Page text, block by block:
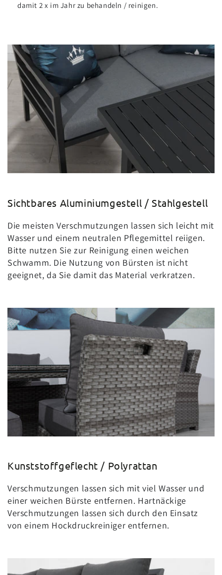
damit 2 x im Jahr zu behandeln / reinigen.
Sichtbares Aluminiumgestell / Stahlgestell
Die meisten Verschmutzungen lassen sich leicht mit
Wasser und einem neutralen Pflegemittel reiigen.
Bitte nutzen Sie zur Reinigung einen weichen
Schwamm. Die Nutzung von Bürsten ist nicht
geeignet, da Sie damit das Material verkratzen.
Kunststoffgeflecht / Polyrattan
Verschmutzungen lassen sich mit viel Wasser und
einer weichen Bürste entfernen. Hartnäckige
Verschmutzungen lassen sich durch den Einsatz
von einem Hockdruckreiniger entfernen.